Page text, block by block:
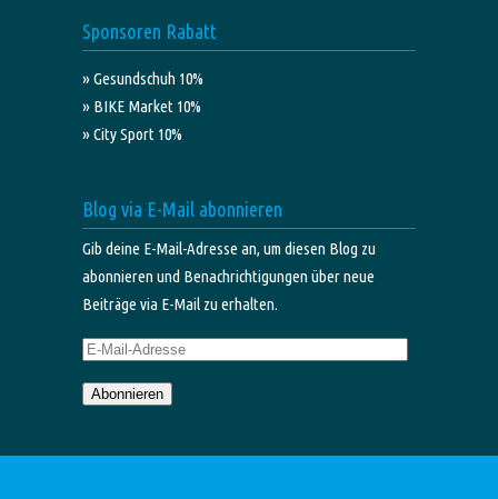
Sponsoren Rabatt
» Gesundschuh 10%
» BIKE Market 10%
» City Sport 10%
Blog via E-Mail abonnieren
Gib deine E-Mail-Adresse an, um diesen Blog zu
abonnieren und Benachrichtigungen über neue
Beiträge via E-Mail zu erhalten.
E-
Adresse
Abonnieren